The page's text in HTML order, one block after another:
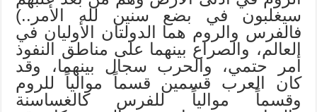
سيغلبون في بضع سنين لله الأمر..)
فالفرس والروم هما الدولتان الأوليان في
العالم، والصراع بينهما على مناطق النفوذ
أمر حتمي، والحرب سجال بينهما، وقد
كان العرب قسمين قسماً موالياً للروم
وقسماً موالياً للفرس كالغساسنة